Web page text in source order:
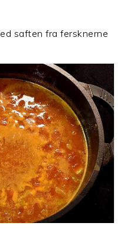
saften fra fersknerne